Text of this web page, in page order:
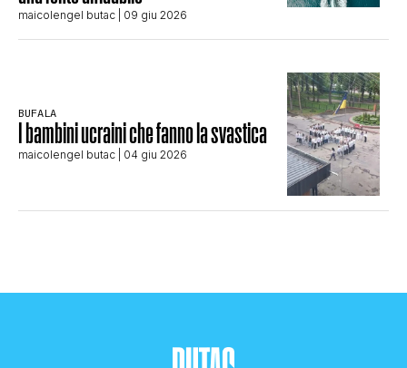
maicolengel butac | 09 giu 2026
BUFALA
I bambini ucraini che fanno la svastica
maicolengel butac | 04 giu 2026